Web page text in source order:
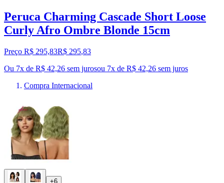
Peruca Charming Cascade Short Loose
Curly Afro Ombre Blonde 15cm
Preço R$ 295,83R$ 295,83
Ou 7x de R$ 42,26 sem jurosou 7x de R$ 42,26 sem juros
Compra Internacional
+6